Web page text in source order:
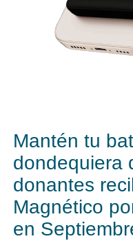
Mantén tu
dondequiera
donantes
Magnético
en